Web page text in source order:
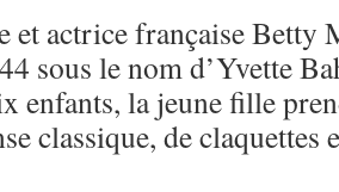
et actrice française Betty
sous le nom d’Yvette
enfants, la jeune fille
classique, de